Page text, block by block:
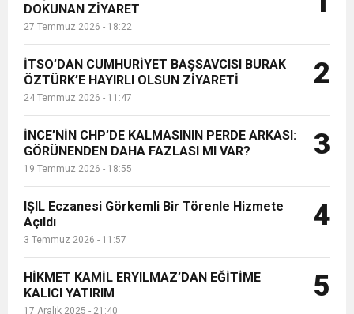
1:00
DUYURUSU
21:40 CEYLANDERE’DE BAŞKAN EMRAH
KARAÇAY’A SEVGİ SELİ
18:22 BAŞKAN SAMİ ÜSTÜN’DEN
DOKUNAN ZİYARET
27 Temmuz 2026 - 18:22
İTSO’DAN CUMHURİYET BAŞSAVCISI BURAK
ÖZTÜRK’E HAYIRLI OLSUN ZİYARETİ
24 Temmuz 2026 - 11:47
2
İNCE’NİN CHP’DE KALMASININ PERDE ARKASI:
GÖRÜNENDEN DAHA FAZLASI MI VAR?
19 Temmuz 2026 - 18:55
3
IŞIL Eczanesi Görkemli Bir Törenle Hizmete
Açıldı
3 Temmuz 2026 - 11:57
4
HİKMET KAMİL ERYILMAZ’DAN EĞİTİME
KALICI YATIRIM
17 Aralık 2025 - 21:40
5